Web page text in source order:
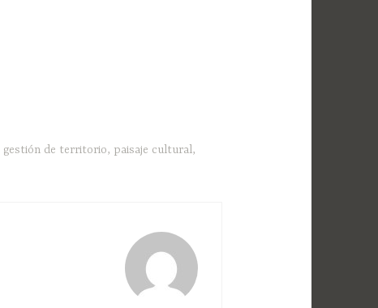
gestión de territorio, paisaje cultural,